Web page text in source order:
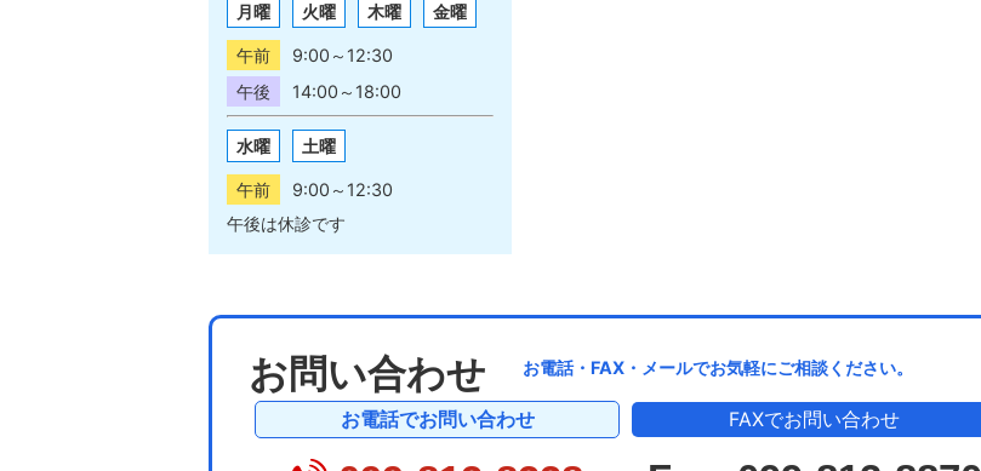
月曜 火曜 木曜 金曜
午前
9:00～12:30
午後
14:00～18:00
水曜 土曜
午前
9:00～12:30
午後は休診です
お問い合わせ お電話・FAX・メールでお気軽にご相談ください。
お電話でお問い合わせ FAXでお問い合わせ